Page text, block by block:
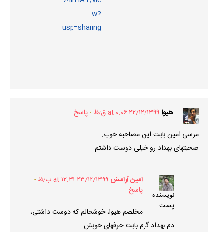
w?
usp=sharing
هیوا ۲۲/۱۲/۱۳۹۹ at ۰:۰۶ ق٫ظ
پاسخ
مرسی امین بابت این مصاحبه خوب.
صحبتهای بهداد رو خیلی دوست داشتم.
نویسنده
پست
امین آرامش ۲۳/۱۲/۱۳۹۹ at ۱۲:۳۱ ب٫ظ
پاسخ
مخلصم هیوا، خوشحالم که دوست داشتی،
دم بهداد گرم بابت حرفهای خوبش